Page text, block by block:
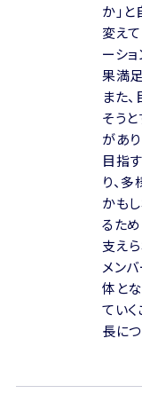
か」
変え
ーシ
果満
また
そう
があ
目指
り、
かも
るた
支え
メン
体と
てい
長に